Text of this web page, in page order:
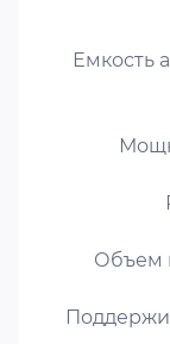
Емкость
Объем